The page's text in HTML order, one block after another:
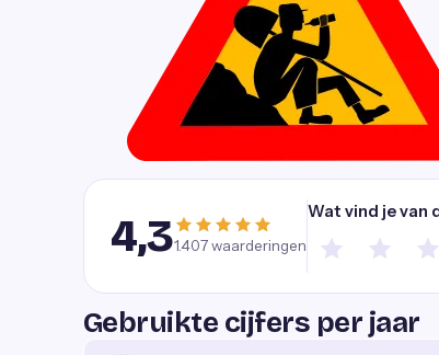
4,31.407waarderingen
Wat vind je van
Gebruikte cijfers per jaar